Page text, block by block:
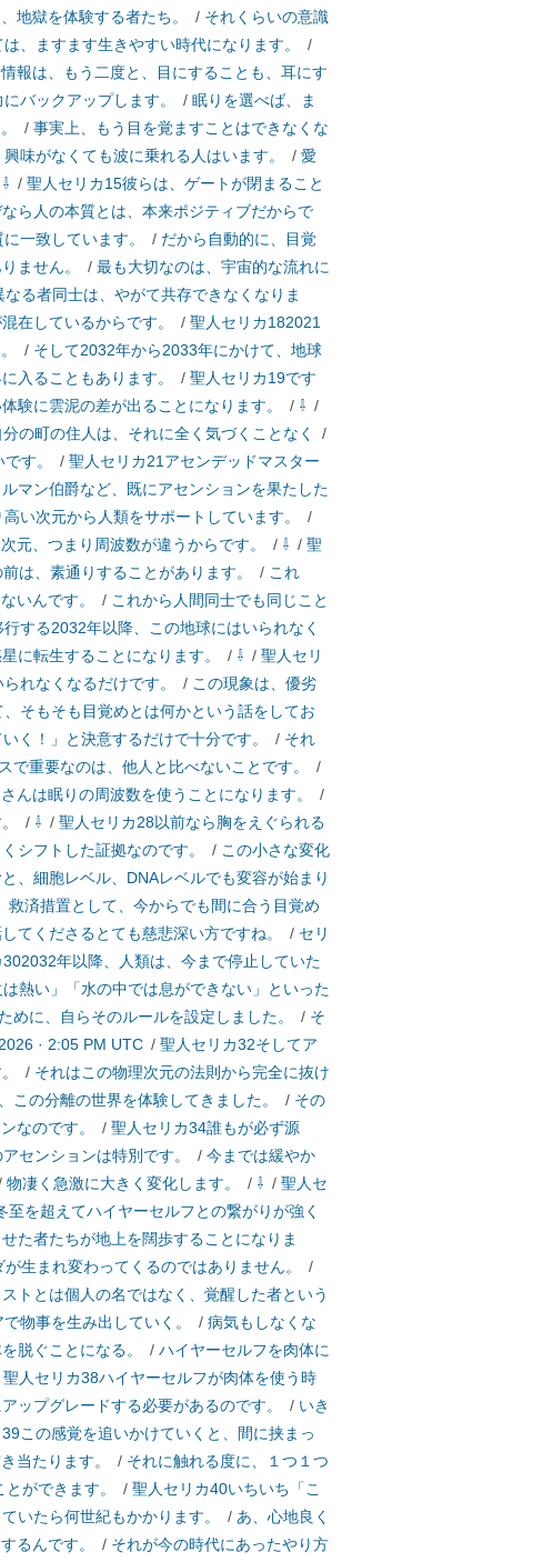
地獄を体験する者たち。
/ それくらいの意識
、ますます生きやすい時代になります。
/
報は、もう二度と、目にすることも、耳にす
バックアップします。 / 眠りを選べば、ま
/ 事実上、もう目を覚ますことはできなくな
味がなくても波に乗れる人はいます。 / 愛
⇩ / 聖人セリカ15彼らは、ゲートが閉まること
ら人の本質とは、本来ポジティブだからで
一致しています。 / だから自動的に、目覚
ません。 / 最も大切なのは、宇宙的な流れに
る者同士は、やがて共存できなくなりま
在しているからです。 / 聖人セリカ182021
/ そして2032年から2033年にかけて、地球
入ることもあります。 / 聖人セリカ19です
験に雲泥の差が出ることになります。 / ⇩ /
の町の住人は、それに全く気づくことなく
/
す。
/ 聖人セリカ21アセンデッドマスター
マン伯爵など、既にアセンションを果たした
い次元から人類をサポートしています。
/
元、つまり周波数が違うからです。
/ ⇩ / 聖
は、素通りすることがあります。
/ これ
いんです。
/ これから人間同士でも同じこと
する2032年以降、この地球にはいられなく
に転生することになります。 / ⇩ / 聖人セリ
れなくなるだけです。 / この現象は、優劣
そもそも目覚めとは何かという話をしてお
く！」と決意するだけで十分です。 / それ
で重要なのは、他人と比べないことです。
/
んは眠りの周波数を使うことになります。
/
/ ⇩ / 聖人セリカ28以前なら胸をえぐられる
シフトした証拠なのです。 / この小さな変化
、細胞レベル、DNAレベルでも変容が始まり
済措置として、今からでも間に合う目覚め
てくださるとても慈悲深い方ですね。 / セリ
年以降、人類は、今まで停止していた
熱い」「水の中では息ができない」といった
に、自らそのルールを設定しました。 / そ
· 2:05 PM UTC/ 聖人セリカ32そしてア
/ それはこの物理次元の法則から完全に抜け
の分離の世界を体験してきました。 / その
なのです。
/ 聖人セリカ34誰もが必ず源
センションは特別です。 / 今までは緩やか
物凄く急激に大きく変化します。 / ⇩ / 聖人セ
至を超えてハイヤーセルフとの繋がりが強く
た者たちが地上を闊歩することになりま
生まれ変わってくるのではありません。
/
トとは個人の名ではなく、覚醒した者という
物事を生み出していく。 / 病気もしなくな
脱ぐことになる。 / ハイヤーセルフを肉体に
聖人セリカ38ハイヤーセルフが肉体を使う時
ップグレードする必要があるのです。 / いき
この感覚を追いかけていくと、間に挟まっ
当たります。
/ それに触れる度に、１つ１つ
ができます。 / 聖人セリカ40いちいち「こ
いたら何世紀もかかります。 / あ、心地良く
るんです。
/ それが今の時代にあったやり方